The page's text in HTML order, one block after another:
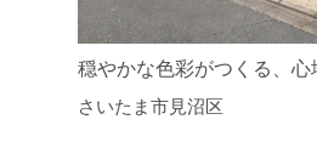
穏やかな色彩がつくる、心
さいたま市見沼区